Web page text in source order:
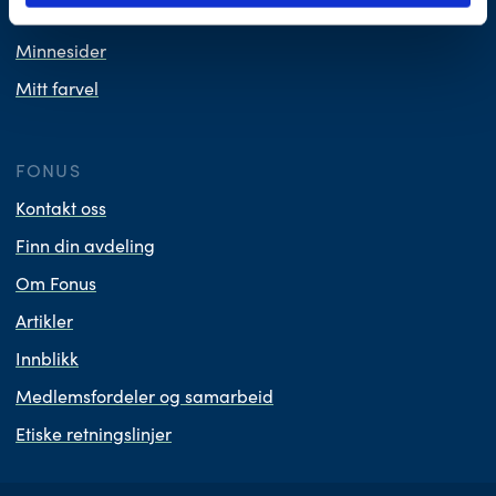
Minnesider
Mitt farvel
FONUS
Kontakt oss
Finn din avdeling
Om Fonus
Artikler
Innblikk
Medlemsfordeler og samarbeid
Etiske retningslinjer